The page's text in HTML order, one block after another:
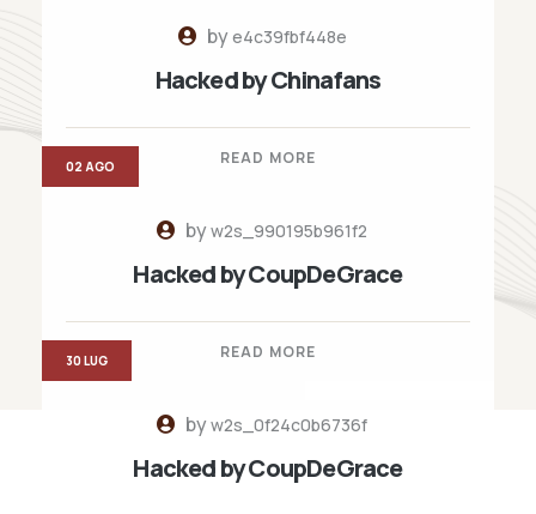
bye4c39fbf448e
Hacked by Chinafans
READ MORE
byw2s_990195b961f2
Hacked by CoupDeGrace
READ MORE
02 AGO
byw2s_0f24c0b6736f
Hacked by CoupDeGrace
30 LUG